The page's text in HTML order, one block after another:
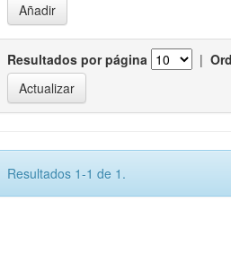
Resultados por página |
Resultados 1-1 de 1.